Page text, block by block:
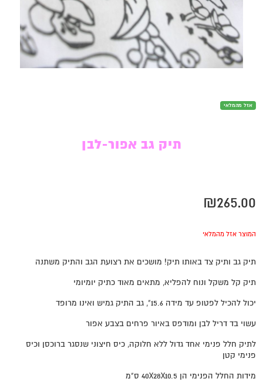
אזל מהמלאי
תיק גב אפור-לבן
₪265.00
המוצר אזל מהמלאי
תיק גב ותיק צד באותו תיק! מושכים את רצועת הגב והתיק משתנה
תיק קל משקל ונוח להפליא, מתאים מאוד כתיק יומיומי
יכול להכיל לפטופ עד מידה 15.6", גב התיק גמיש ואינו מרופד
עשוי בד דריל לבן ומודפס באיור פרחים בצבע אפור
לתיק חלל פנימי אחד גדול ללא חלוקה, כיס חיצוני שנסגר ברוכסן וכיס
פנימי קטן
מידות החלל הפנימי הן 40X28X10.5 ס"מ